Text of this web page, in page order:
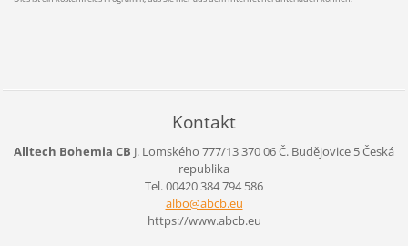
Kontakt
Alltech Bohemia CB J. Lomského 777/13370 06 Č. Budějovice 5Česká
republika
Tel. 00420 384 794 586
albo@abcb.eu
https://www.abcb.eu